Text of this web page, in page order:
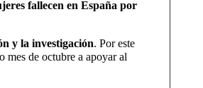
fallecen en España por
y la investigación. Por este
de octubre a apoyar al